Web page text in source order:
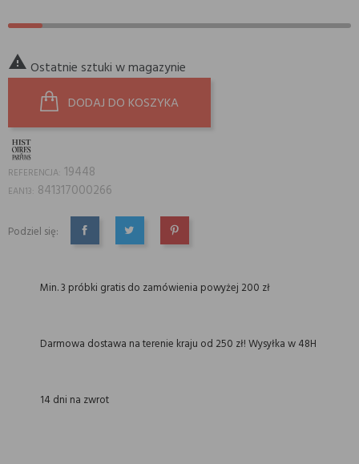
 Ostatnie sztuki w magazynie
DODAJ DO KOSZYKA
REFERENCJA: 19448
EAN13: 841317000266
Podziel się:
UDOSTĘPNIJTWEETUJPINTEREST
Min. 3 próbki gratis do zamówienia powyżej 200 zł
Darmowa dostawa na terenie kraju od 250 zł! Wysyłka w 48H
14 dni na zwrot